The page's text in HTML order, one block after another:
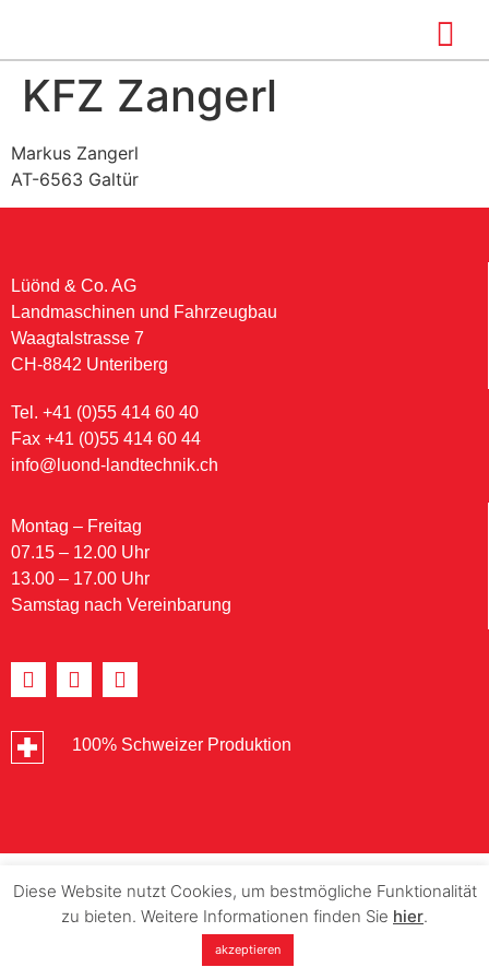
KFZ Zangerl
Markus Zangerl
AT-6563 Galtür
Lüönd & Co. AG
Landmaschinen und Fahrzeugbau
Waagtalstrasse 7
CH-8842 Unteriberg
Tel. +41 (0)55 414 60 40
Fax +41 (0)55 414 60 44
info@luond-landtechnik.ch
Montag – Freitag
07.15 – 12.00 Uhr
13.00 – 17.00 Uhr
Samstag nach Vereinbarung
100% Schweizer Produktion
Diese Website nutzt Cookies, um bestmögliche Funktionalität
zu bieten. Weitere Informationen finden Sie hier.
akzeptieren